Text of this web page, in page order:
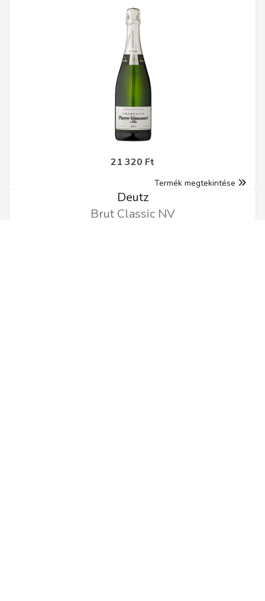
21 320 Ft
Termék megtekintése
Deutz
Brut Classic NV